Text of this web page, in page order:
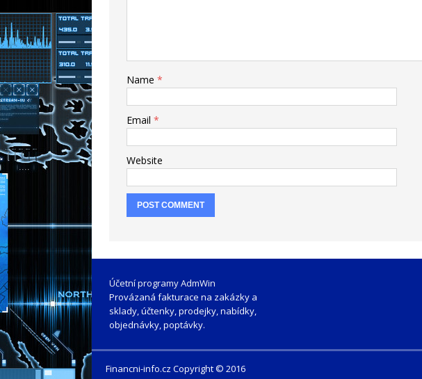
Name *
Email *
Website
Účetní programy AdmWin
Provázaná fakturace na zakázky a
sklady, účtenky, prodejky, nabídky,
objednávky, poptávky.
Financni-info.cz Copyright © 2016